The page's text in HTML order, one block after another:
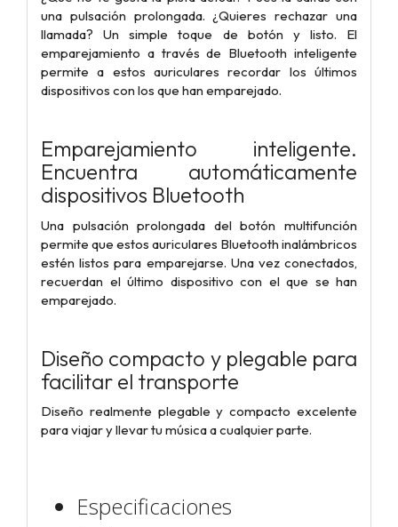
una pulsación prolongada. ¿Quieres rechazar una
llamada? Un simple toque de botón y listo. El
emparejamiento a través de Bluetooth inteligente
permite a estos auriculares recordar los últimos
dispositivos con los que han emparejado.
Emparejamiento inteligente.
Encuentra automáticamente
dispositivos Bluetooth
Una pulsación prolongada del botón multifunción
permite que estos auriculares Bluetooth inalámbricos
estén listos para emparejarse. Una vez conectados,
recuerdan el último dispositivo con el que se han
emparejado.
Diseño compacto y plegable para
facilitar el transporte
Diseño realmente plegable y compacto excelente
para viajar y llevar tu música a cualquier parte.
Especificaciones